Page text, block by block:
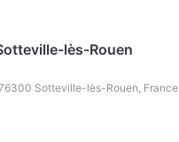
lès-Rouen
Sotteville-lès-Rouen, France